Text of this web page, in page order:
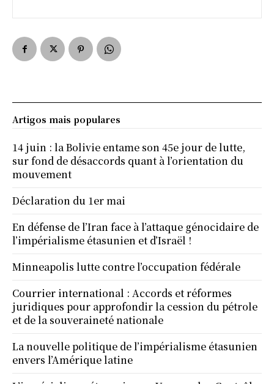
Artigos mais populares
14 juin : la Bolivie entame son 45e jour de lutte,
sur fond de désaccords quant à l’orientation du
mouvement
Déclaration du 1er mai
En défense de l’Iran face à l’attaque génocidaire de
l’impérialisme étasunien et d’Israël !
Minneapolis lutte contre l’occupation fédérale
Courrier international : Accords et réformes
juridiques pour approfondir la cession du pétrole
et de la souveraineté nationale
La nouvelle politique de l’impérialisme étasunien
envers l’Amérique latine